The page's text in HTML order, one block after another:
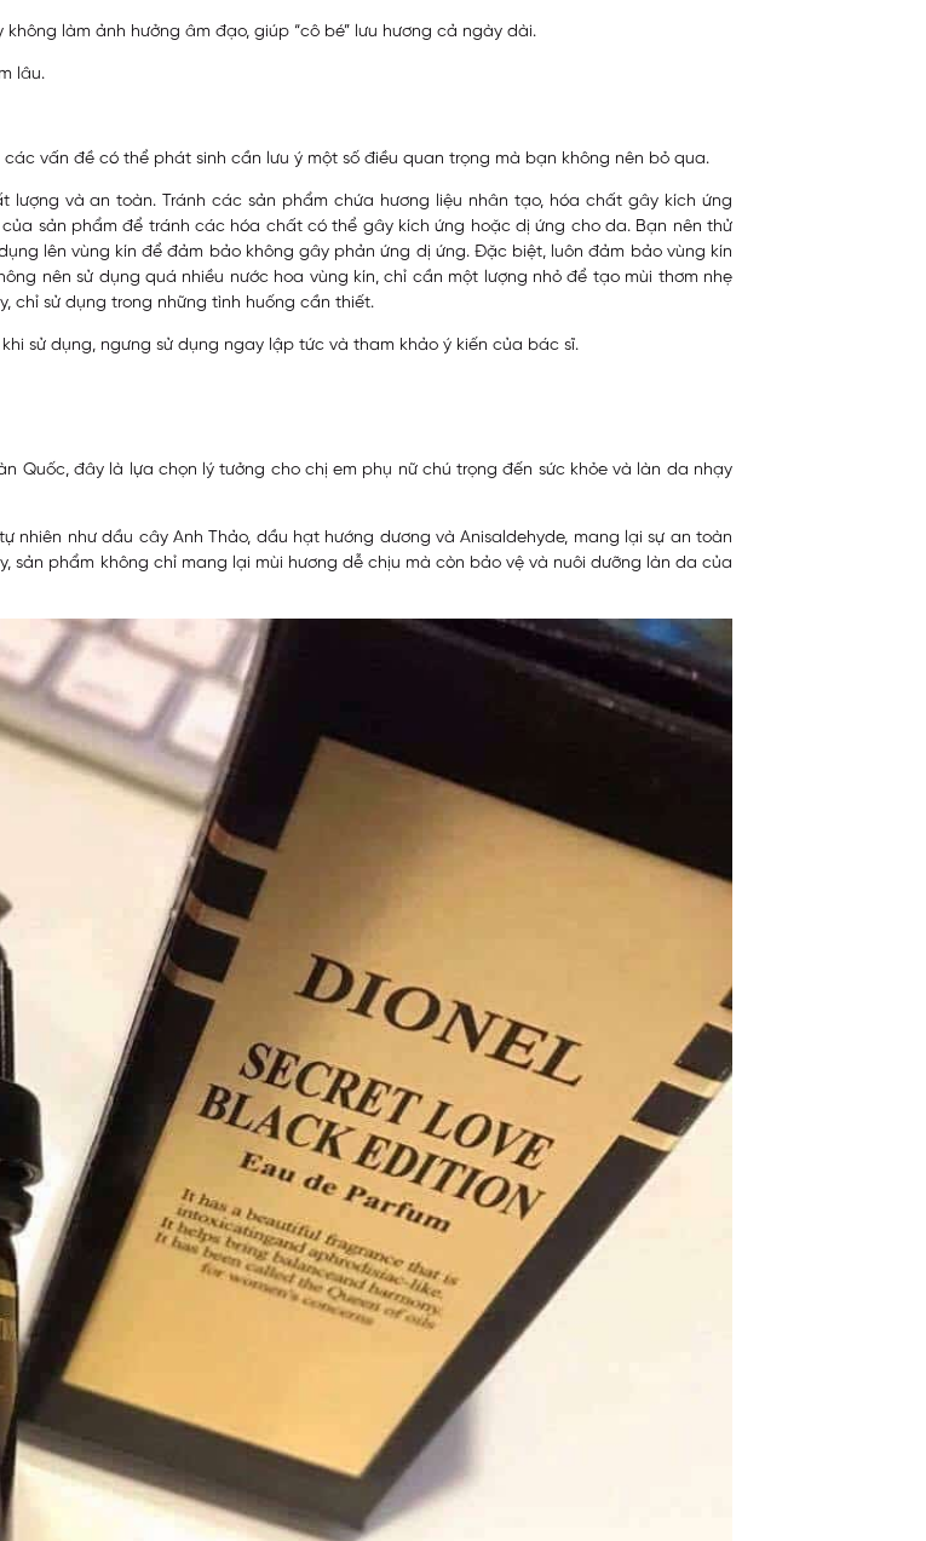
làm ảnh hưởng âm đạo, giúp “cô bé” lưu hương cả ngày dài.
lâu.
vấn đề có thể phát sinh cần lưu ý một số điều quan trọng mà bạn không nên bỏ qua.
và an toàn. Tránh các sản phẩm chứa hương liệu nhân tạo, hóa chất gây kích ứng
sản phẩm để tránh các hóa chất có thể gây kích ứng hoặc dị ứng cho da. Bạn nên thử
lên vùng kín để đảm bảo không gây phản ứng dị ứng. Đặc biệt, luôn đảm bảo vùng kín
nên sử dụng quá nhiều nước hoa vùng kín, chỉ cần một lượng nhỏ để tạo mùi thơm nhẹ
chỉ sử dụng trong những tình huống cần thiết.
sử dụng, ngưng sử dụng ngay lập tức và tham khảo ý kiến của bác sĩ.
Quốc, đây là lựa chọn lý tưởng cho chị em phụ nữ chú trọng đến sức khỏe và làn da nhạy
nhiên như dầu cây Anh Thảo, dầu hạt hướng dương và Anisaldehyde, mang lại sự an toàn
sản phẩm không chỉ mang lại mùi hương dễ chịu mà còn bảo vệ và nuôi dưỡng làn da của